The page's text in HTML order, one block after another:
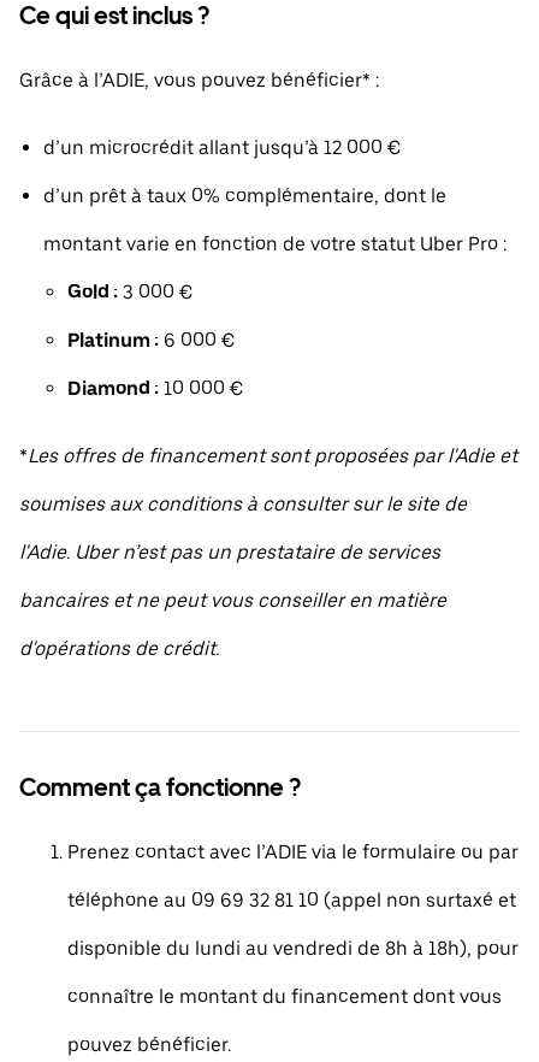
Ce qui est inclus ?
Grâce à l’ADIE, vous pouvez bénéficier* :
d’un microcrédit allant jusqu’à 12 000 €
d’un prêt à taux 0% complémentaire, dont le
montant varie en fonction de votre statut Uber Pro :
Gold : 3 000 €
Platinum : 6 000 €
Diamond : 10 000 €
*Les offres de financement sont proposées par l'Adie et
soumises aux conditions à consulter sur le site de
l'Adie. Uber n’est pas un prestataire de services
bancaires et ne peut vous conseiller en matière
d'opérations de crédit.
Comment ça fonctionne ?
Prenez contact avec l’ADIE via le formulaire ou par
téléphone au 09 69 32 81 10 (appel non surtaxé et
disponible du lundi au vendredi de 8h à 18h), pour
connaître le montant du financement dont vous
pouvez bénéficier.